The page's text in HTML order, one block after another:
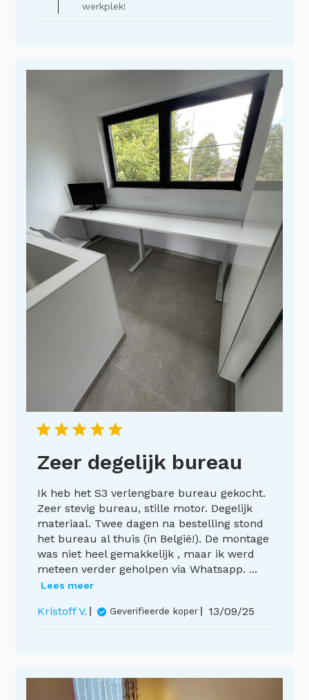
werkplek!
Zeer degelijk bureau
Ik heb het S3 verlengbare bureau gekocht.
Zeer stevig bureau, stille motor. Degelijk
materiaal. Twee dagen na bestelling stond
het bureau al thuis (in België!). De montage
was niet heel gemakkelijk , maar ik werd
meteen verder geholpen via Whatsapp. ...
Lees meer
Kristoff V. Geverifieerde koper 13/09/25